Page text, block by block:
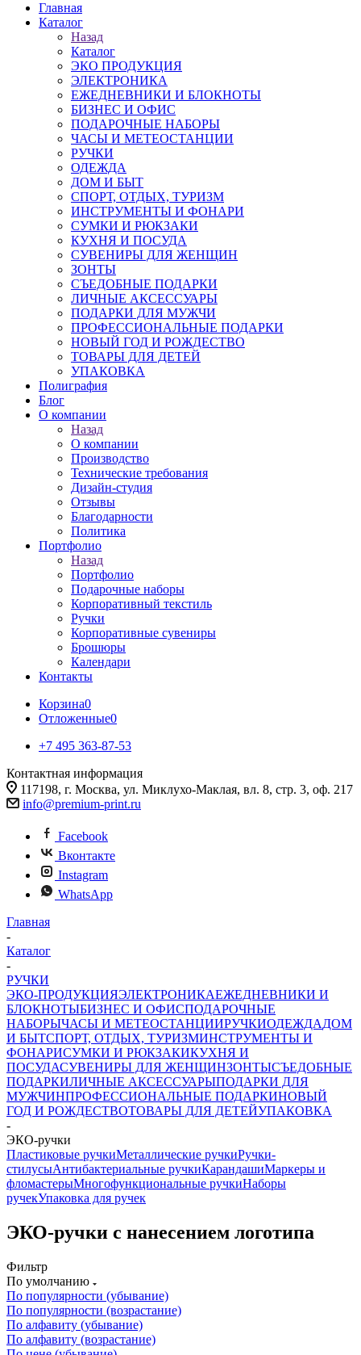
Главная
Каталог
Назад
Каталог
ЭКО ПРОДУКЦИЯ
ЭЛЕКТРОНИКА
ЕЖЕДНЕВНИКИ И БЛОКНОТЫ
БИЗНЕС И ОФИС
ПОДАРОЧНЫЕ НАБОРЫ
ЧАСЫ И МЕТЕОСТАНЦИИ
РУЧКИ
ОДЕЖДА
ДОМ И БЫТ
СПОРТ, ОТДЫХ, ТУРИЗМ
ИНСТРУМЕНТЫ И ФОНАРИ
СУМКИ И РЮКЗАКИ
КУХНЯ И ПОСУДА
СУВЕНИРЫ ДЛЯ ЖЕНЩИН
ЗОНТЫ
СЪЕДОБНЫЕ ПОДАРКИ
ЛИЧНЫЕ АКСЕССУАРЫ
ПОДАРКИ ДЛЯ МУЖЧИ
ПРОФЕССИОНАЛЬНЫЕ ПОДАРКИ
НОВЫЙ ГОД И РОЖДЕСТВО
ТОВАРЫ ДЛЯ ДЕТЕЙ
УПАКОВКА
Полиграфия
Блог
О компании
Назад
О компании
Производство
Технические требования
Дизайн-студия
Отзывы
Благодарности
Политика
Портфолио
Назад
Портфолио
Подарочные наборы
Корпоративный текстиль
Ручки
Корпоративные сувениры
Брошюры
Календари
Контакты
Корзина0
Отложенные0
+7 495 363-87-53
Контактная информация
117198, г. Москва, ул. Миклухо-Маклая, вл. 8, стр. 3, оф. 217
info@premium-print.ru
Facebook
Вконтакте
Instagram
WhatsApp
Главная
-
Каталог
-
РУЧКИ
ЭКО-ПРОДУКЦИЯЭЛЕКТРОНИКАЕЖЕДНЕВНИКИ И
БЛОКНОТЫБИЗНЕС И ОФИСПОДАРОЧНЫЕ
НАБОРЫЧАСЫ И МЕТЕОСТАНЦИИРУЧКИОДЕЖДАДОМ
И БЫТСПОРТ, ОТДЫХ, ТУРИЗМИНСТРУМЕНТЫ И
ФОНАРИСУМКИ И РЮКЗАКИКУХНЯ И
ПОСУДАСУВЕНИРЫ ДЛЯ ЖЕНЩИНЗОНТЫСЪЕДОБНЫЕ
ПОДАРКИЛИЧНЫЕ АКСЕССУАРЫПОДАРКИ ДЛЯ
МУЖЧИНПРОФЕССИОНАЛЬНЫЕ ПОДАРКИНОВЫЙ
ГОД И РОЖДЕСТВОТОВАРЫ ДЛЯ ДЕТЕЙУПАКОВКА
-
ЭКО-ручки
Пластиковые ручкиМеталлические ручкиРучки-
стилусыАнтибактериальные ручкиКарандашиМаркеры и
фломастерыМногофункциональные ручкиНаборы
ручекУпаковка для ручек
ЭКО-ручки с нанесением логотипа
Фильтр
По умолчанию
По популярности (убывание)
По популярности (возрастание)
По алфавиту (убывание)
По алфавиту (возрастание)